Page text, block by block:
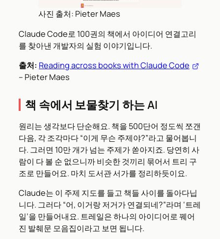
사진 출처: Pieter Maes
Claude Code로 100권의 책에서 아이디어 연결고리
를 찾아낸 개발자의 실험 이야기입니다.
출처: Reading across books with Claude Code
– Pieter Maes
책 속에서 보물찾기 하는 AI
원리는 생각보다 단순해요. 책을 500단어 정도씩 쪼갠
다음, 각 조각마다 “이게 무슨 주제야?”라고 물어봅니
다. 그러면 10만 개가 넘는 주제가 쏟아지죠. 당연히 사
람이 다 볼 순 없으니까 비슷한 것끼리 묶어서 트리 구
조로 만들어요. 마치 도서관 서가를 정리하듯이요.
Claude는 이 주제 지도를 들고 책들 사이를 돌아다닙
니다. 그러다 “어, 이거랑 저거가 연결되네?”라며 ‘트레
일’을 만들어내요. 트레일은 하나의 아이디어로 꿰어
진 발췌문 모음집이라고 보면 됩니다.